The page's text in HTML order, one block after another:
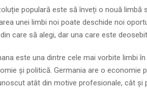
populară este să înveți o nouă
unei limbi noi poate deschide noi
care să alegi, dar una care este
este una dintre cele mai vorbite limbi
și politică. Germania are o economie
atât din motive profesionale, cât și